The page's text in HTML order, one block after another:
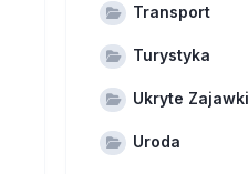
Transport
Turystyka
Ukryte Zajawki
Uroda